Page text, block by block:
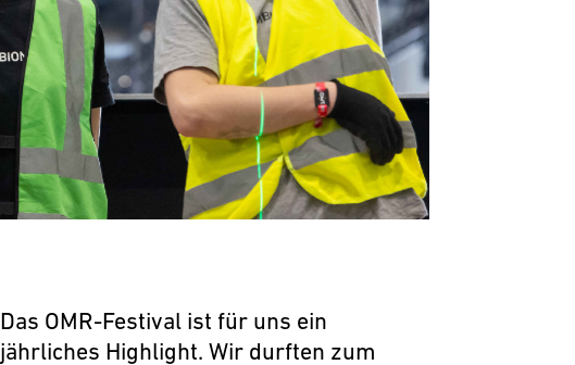
Das OMR-Festival ist für uns ein
jährliches Highlight. Wir durften zum